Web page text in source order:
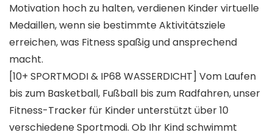
Motivation hoch zu halten, verdienen Kinder virtuelle
Medaillen, wenn sie bestimmte Aktivitätsziele
erreichen, was Fitness spaßig und ansprechend
macht.
[10+ SPORTMODI & IP68 WASSERDICHT] Vom Laufen
bis zum Basketball, Fußball bis zum Radfahren, unser
Fitness-Tracker für Kinder unterstützt über 10
verschiedene Sportmodi. Ob Ihr Kind schwimmt